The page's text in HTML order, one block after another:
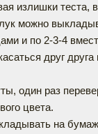
излишки теста,
можно
и по 2-3-4
друг друга
один раз
цвета.
на